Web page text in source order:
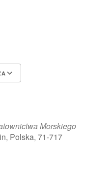
Morskiego
Polska, 71-717